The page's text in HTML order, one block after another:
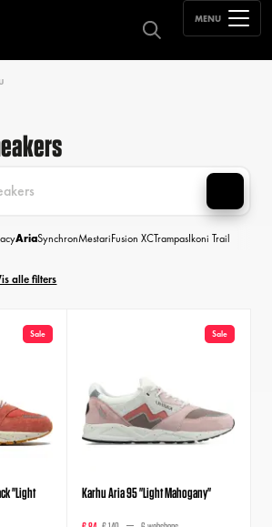
MENU
AriaSynchronMestariFusion XCTrampasIkoni Trail
alle filters
Sale
"Light
Sale
Karhu Aria 95 "Light Mahogany"